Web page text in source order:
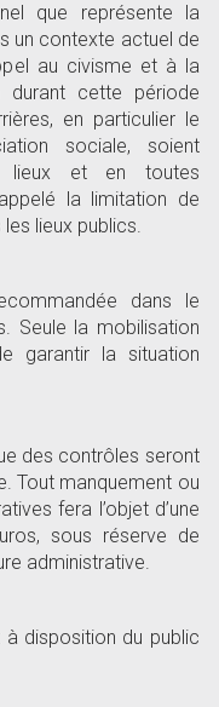
que représente la
un contexte actuel de
au civisme et à la
durant cette période
en particulier le
sociale, soient
lieux et en toutes
la limitation de
lieux publics.
dans le
Seule la mobilisation
garantir la situation
des contrôles seront
Tout manquement ou
fera l’objet d’une
sous réserve de
administrative.
à disposition du public